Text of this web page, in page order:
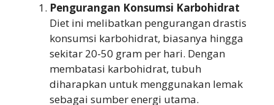
Pengurangan Konsumsi Karbohidrat
Diet ini melibatkan pengurangan drastis
konsumsi karbohidrat, biasanya hingga
sekitar 20-50 gram per hari. Dengan
membatasi karbohidrat, tubuh
diharapkan untuk menggunakan lemak
sebagai sumber energi utama.